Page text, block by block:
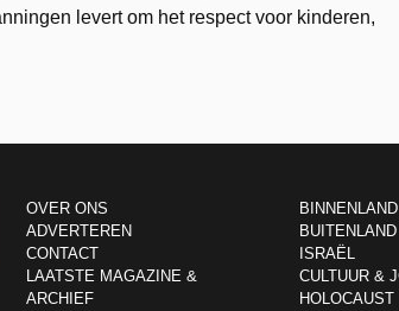
levert om het respect voor kinderen,
OVER ONS
ADVERTEREN
CONTACT
LAATSTE MAGAZINE &
ARCHIEF
BINNENLAND
BUITENLAND
ISRAËL
CULTUUR &
HOLOCAUST